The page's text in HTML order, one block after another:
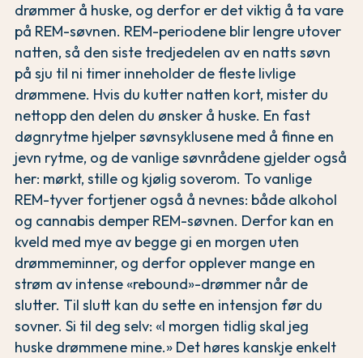
drømmer å huske, og derfor er det viktig å ta vare
på REM-søvnen. REM-periodene blir lengre utover
natten, så den siste tredjedelen av en natts søvn
på sju til ni timer inneholder de fleste livlige
drømmene. Hvis du kutter natten kort, mister du
nettopp den delen du ønsker å huske. En fast
døgnrytme hjelper søvnsyklusene med å finne en
jevn rytme, og de vanlige søvnrådene gjelder også
her: mørkt, stille og kjølig soverom. To vanlige
REM-tyver fortjener også å nevnes: både alkohol
og cannabis demper REM-søvnen. Derfor kan en
kveld med mye av begge gi en morgen uten
drømmeminner, og derfor opplever mange en
strøm av intense «rebound»-drømmer når de
slutter. Til slutt kan du sette en intensjon før du
sovner. Si til deg selv: «I morgen tidlig skal jeg
huske drømmene mine.» Det høres kanskje enkelt